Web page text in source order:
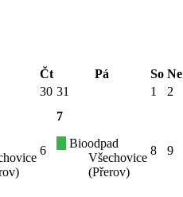
Čt Pá So Ne
30 31 1
2
6
7
Bioodpad
Všechovice
(Přerov)
8 9